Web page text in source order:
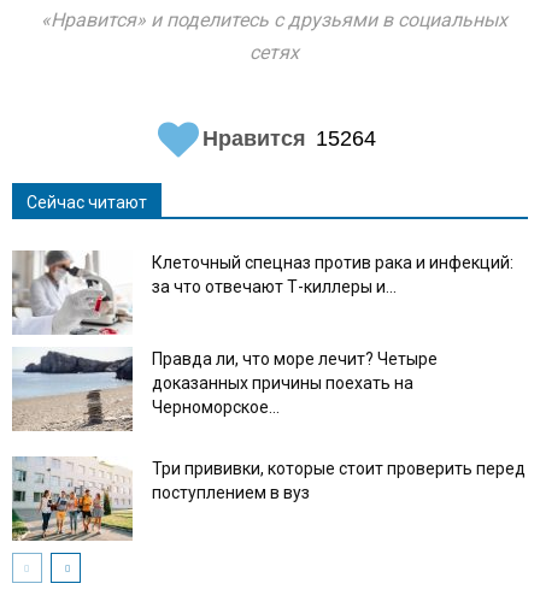
«Нравится» и поделитесь с друзьями в социальных
сетях
Нравится 15264
Сейчас читают
Клеточный спецназ против рака и инфекций:
за что отвечают Т-киллеры и...
Правда ли, что море лечит? Четыре
доказанных причины поехать на
Черноморское...
Три прививки, которые стоит проверить перед
поступлением в вуз